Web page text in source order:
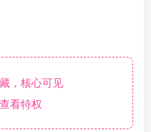
，核心可见
看特权